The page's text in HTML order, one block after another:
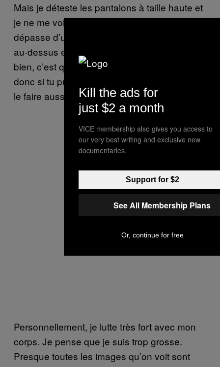
Mais je déteste les pantalons à taille haute et
je ne me vois plus en porter. Si mon ventre
dépasse d’un pantalon, je l’achète une taille
au-dessus et je porte une ceinture. Ce qui est
bien, c’est que le streetwear est aussi Y2K,
donc si tu préfères couvrir ton corps, tu peux
le faire aussi.
Personnellement, je lutte très fort avec mon
corps. Je pense que je suis trop grosse.
Presque toutes les images qu’on voit sont
Kill the ads for
just $2 a month
VICE membership also gives you access to
our very best writing and exclusive new
documentaries.
Support for $2
See All Membership Plans
Or, continue for free